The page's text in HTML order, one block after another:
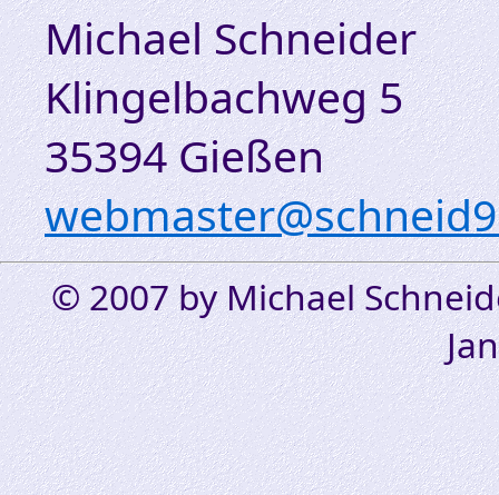
Michael Schneider
Klingelbachweg 5
35394 Gießen
© 2007 by Michael